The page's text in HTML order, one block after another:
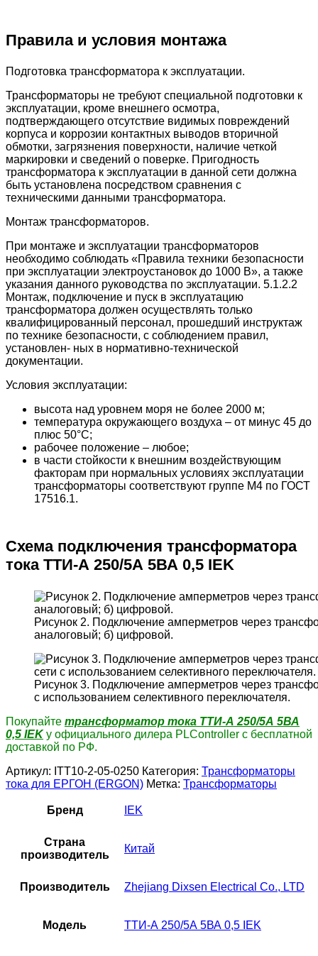
Правила и условия монтажа
Подготовка трансформатора к эксплуатации.
Трансформаторы не требуют специальной подготовки к
эксплуатации, кроме внешнего осмотра,
подтверждающего отсутствие видимых повреждений
корпуса и коррозии контактных выводов вторичной
обмотки, загрязнения поверхности, наличие четкой
маркировки и сведений о поверке. Пригодность
трансформатора к эксплуатации в данной сети должна
быть установлена посредством сравнения с
техническими данными трансформатора.
Монтаж трансформаторов.
При монтаже и эксплуатации трансформаторов
необходимо соблюдать «Правила техники безопасности
при эксплуатации электроустановок до 1000 В», а также
указания данного руководства по эксплуатации. 5.1.2.2
Монтаж, подключение и пуск в эксплуатацию
трансформатора должен осуществлять только
квалифицированный персонал, прошедший инструктаж
по технике безопасности, с соблюдением правил,
установлен- ных в нормативно-технической
документации.
Условия эксплуатации:
высота над уровнем моря не более 2000 м;
температура окружающего воздуха – от минус 45 до
плюс 50°C;
рабочее положение – любое;
в части стойкости к внешним воздействующим
факторам при нормальных условиях эксплуатации
трансформаторы соответствуют группе М4 по ГОСТ
17516.1.
Схема подключения трансформатора
тока ТТИ-А 250/5А 5ВА 0,5 IEK
Рисунок 2. Подключение амперметров через
аналоговый; б) цифровой.
Рисунок 3. Подключение амперметров через
с использованием селективного переключателя.
Покупайте трансформатор тока ТТИ-А 250/5А 5ВА
0,5 IEKу официального дилера PLController с бесплатной
доставкой по РФ.
Артикул: ITT10-2-05-0250 Категория: Трансформаторы
тока для ЕРГОН (ERGON) Метка: Трансформаторы
Бренд IEK
Страна
производитель
Китай
Производитель Zhejiang Dixsen Electrical Co., LTD
Модель ТТИ-А 250/5А 5ВА 0,5 IEK